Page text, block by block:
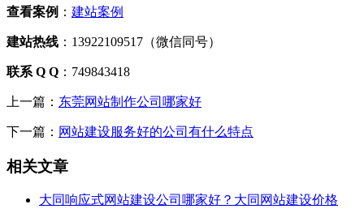
查看案例 ： 建站案例
建站热线 ：13922109517（微信同号）
联系 Q Q ：749843418
上一篇： 东莞网站制作公司哪家好
下一篇： 网站建设服务好的公司有什么特点
相关文章
大同响应式网站建设公司哪家好？大同网站建设价格